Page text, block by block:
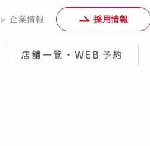
＞ 企業情報 採用情報